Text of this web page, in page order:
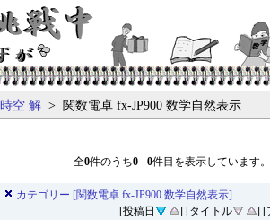
時空 解 > 関数電卓 fx-JP900 数学自然表示
全0件のうち0- 0件目を表示しています。
カテゴリー [関数電卓 fx-JP900 数学自然表示]
[投稿日
] [タイトル
] [